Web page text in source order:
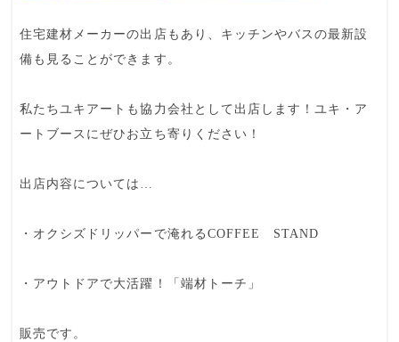
住宅建材メーカーの出店もあり、キッチンやバスの最新設
備も見ることができます。
私たちユキアートも協力会社として出店します！ユキ・ア
ートブースにぜひお立ち寄りください！
出店内容については…
・オクシズドリッパーで淹れるCOFFEE STAND
・アウトドアで大活躍！「端材トーチ」
販売です。